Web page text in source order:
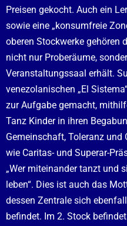
Preisen gekocht. Auch ein
sowie eine „konsumfreie
oberen Stockwerke gehören
nicht nur Proberäume,
Veranstaltungssaal erhält.
venezolanischen „El
zur Aufgabe gemacht,
Tanz Kinder in ihren
Gemeinschaft, Toleranz und
wie Caritas- und Superar-
„Wer miteinander tanzt und
leben“. Dies ist auch das
dessen Zentrale sich
befindet. Im 2. Stock